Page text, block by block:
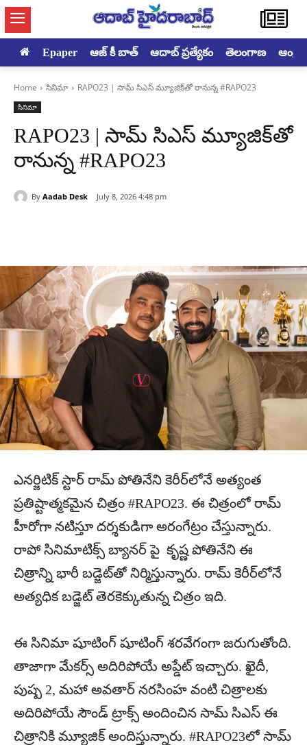
Epaper ఆజ్ కీ బాత్ ఆదాబ్ ప్రత్యేకం తెలంగాణ
Home సినిమా RAPO23 | సామ్ సిఎస్ మ్యూజిక్‌తో రానున్న #RAPO23
సినిమా
RAPO23 | సామ్ సిఎస్ మ్యూజిక్‌తో
రానున్న #RAPO23
By Aadab Desk July 8, 2026 4:48 pm
ఎనర్జిటిక్ స్టార్ రామ్ పోతినేని కెరీర్‌లోనే అత్యంత
ప్రతిష్టాత్మకమైన చిత్రం #RAPO23. ఈ చిత్రంలో రామ్
హీరోగా నటిస్తూ దర్శకుడిగా అరంగేట్రం చేస్తున్నారు.
రాపో సినిమాటిక్స్ బ్యానర్ పై కృష్ణ పోతినేని ఈ
చిత్రాన్ని భారీ బడ్జెట్‌తో నిర్మిస్తున్నారు. రామ్ కెరీర్‌లోనే
అత్యధిక బడ్జెట్ తెరకెక్కుతున్న చిత్రం ఇది.
ఈ సినిమా షూటింగ్ షూటింగ్ శరవేగంగా జరుగుతోంది.
తాజాగా మేకర్స్ అదిరిపోయే అప్డేట్ ఇచ్చారు. ఖైదీ,
పుష్ప 2, మహా అవతార్ నరసింహ వంటి చిత్రాలకు
అదిరిపోయే సౌండ్ ట్రాక్స్ అందించిన సామ్ సిఎస్ ఈ
చిత్రానికి మ్యూజిక్ అందిస్తున్నారు. #RAPO23లో సామ్